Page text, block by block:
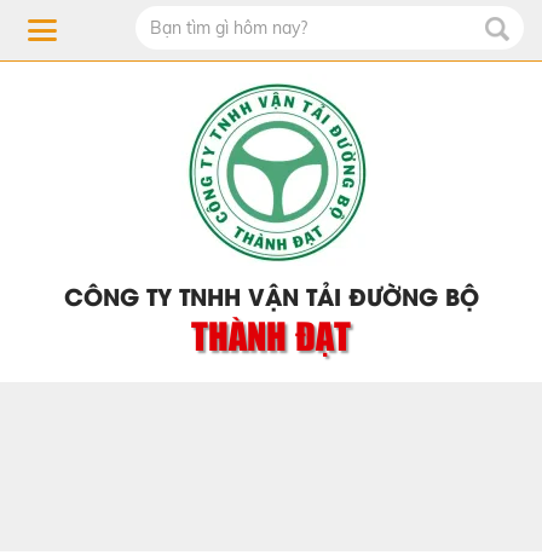
CÔNG TY TNHH VẬN TẢI ĐƯỜNG BỘ
THÀNH ĐẠT